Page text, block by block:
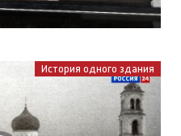
История одного здания